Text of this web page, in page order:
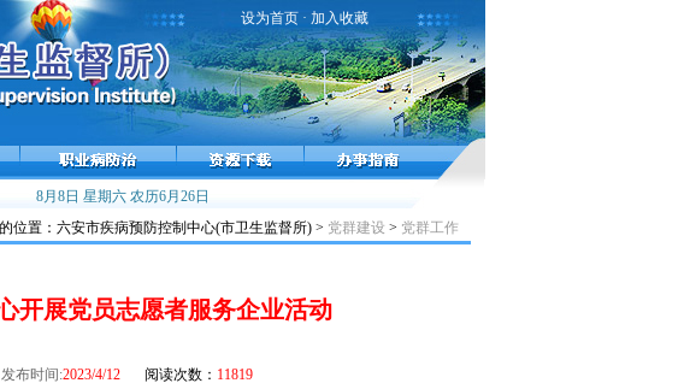
设为首页· 加入收藏
在线上线运行 流感流行高峰，接种疫苗预防流感！
8月8日 星期六农历6月26日
位置：六安市疾病预防控制中心(市卫生监督所) > 党群建设 > 党群工作
开展党员志愿者服务企业活动
发布时间:2023/4/12 阅读次数： 11819